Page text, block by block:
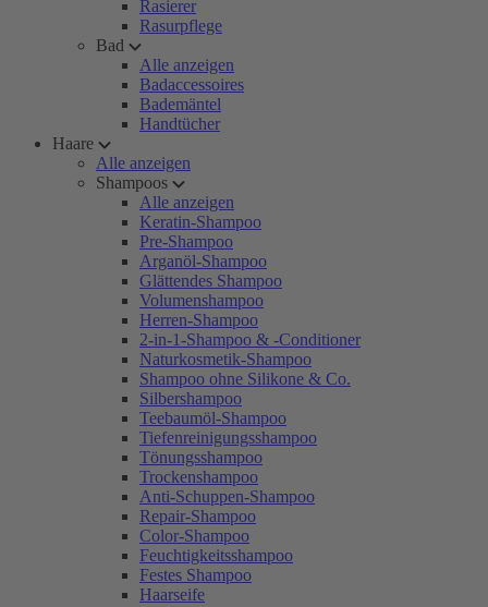
Rasierer
Rasurpflege
Bad
Alle anzeigen
Badaccessoires
Bademäntel
Handtücher
Haare
Alle anzeigen
Shampoos
Alle anzeigen
Keratin-Shampoo
Pre-Shampoo
Arganöl-Shampoo
Glättendes Shampoo
Volumenshampoo
Herren-Shampoo
2-in-1-Shampoo & -Conditioner
Naturkosmetik-Shampoo
Shampoo ohne Silikone & Co.
Silbershampoo
Teebaumöl-Shampoo
Tiefenreinigungsshampoo
Tönungsshampoo
Trockenshampoo
Anti-Schuppen-Shampoo
Repair-Shampoo
Color-Shampoo
Feuchtigkeitsshampoo
Festes Shampoo
Haarseife